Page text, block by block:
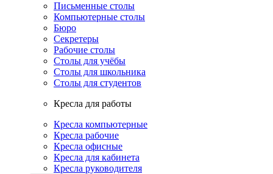
Письменные столы
Компьютерные столы
Бюро
Секретеры
Рабочие столы
Столы для учёбы
Столы для школьника
Столы для студентов
Кресла для работы
Кресла компьютерные
Кресла рабочие
Кресла офисные
Кресла для кабинета
Кресла руководителя